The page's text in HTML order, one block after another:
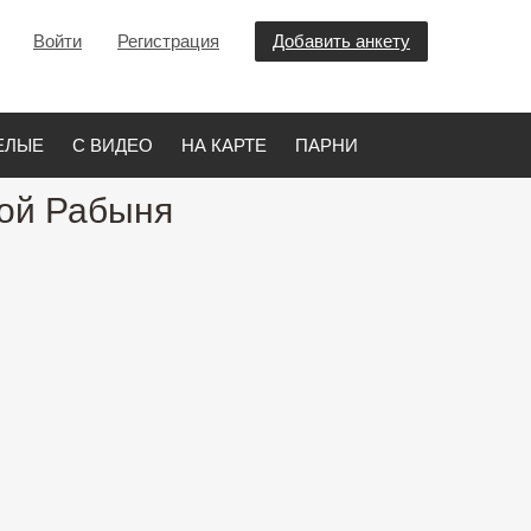
Добавить анкету
Регистрация
Войти
С ВИДЕО НА КАРТЕ ПАРНИ
Рабыня